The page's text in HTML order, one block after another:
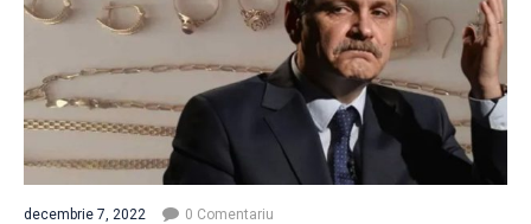
decembrie 7, 2022 0 Comentariu